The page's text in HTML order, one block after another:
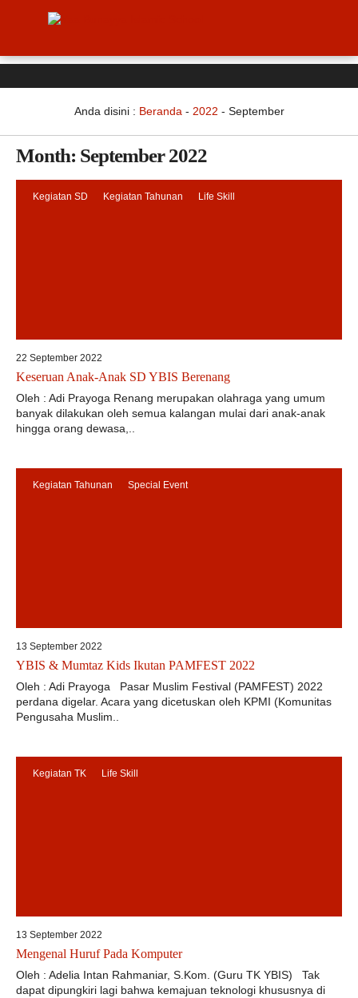
Anda disini : Beranda - 2022 - September
Month: September 2022
Kegiatan SD Kegiatan Tahunan Life Skill
22 September 2022
Keseruan Anak-Anak SD YBIS Berenang
Oleh : Adi Prayoga Renang merupakan olahraga yang umum
banyak dilakukan oleh semua kalangan mulai dari anak-anak
hingga orang dewasa,..
Kegiatan Tahunan Special Event
13 September 2022
YBIS & Mumtaz Kids Ikutan PAMFEST 2022
Oleh : Adi Prayoga Pasar Muslim Festival (PAMFEST) 2022
perdana digelar. Acara yang dicetuskan oleh KPMI (Komunitas
Pengusaha Muslim..
Kegiatan TK Life Skill
13 September 2022
Mengenal Huruf Pada Komputer
Oleh : Adelia Intan Rahmaniar, S.Kom. (Guru TK YBIS) Tak
dapat dipungkiri lagi bahwa kemajuan teknologi khususnya di